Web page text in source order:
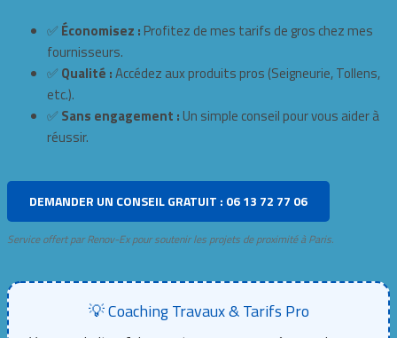
✅ Économisez : Profitez de mes tarifs de gros chez mes
fournisseurs.
✅ Qualité :Accédez aux produits pros (Seigneurie, Tollens,
etc.).
✅ Sans engagement : Un simple conseil pour vous aider à
réussir.
DEMANDER UN CONSEIL GRATUIT : 06 13 72 77 06
Service offert par Renov-Ex pour soutenir les projets de proximité à Paris.
💡 Coaching Travaux & Tarifs Pro